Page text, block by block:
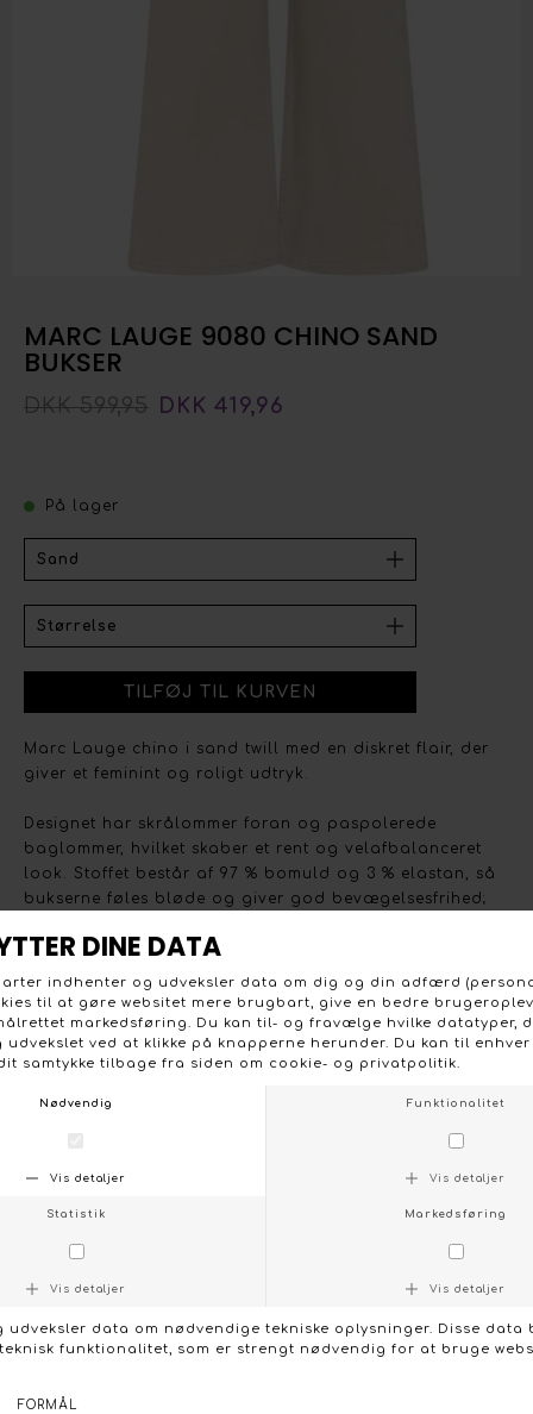
MARC LAUGE 9080 CHINO SAND
BUKSER
DKK 599,95 DKK 419,96
På lager
Marc Lauge chino i sand twill med en diskret flair, der
giver et feminint og roligt udtryk.
Designet har skrålommer foran og paspolerede
baglommer, hvilket skaber et rent og velafbalanceret
look. Stoffet består af 97 % bomuld og 3 % elastan, så
bukserne føles bløde og giver god bevægelsesfrihed;
for en elegant silhuet. Vask ved 30 grader; max krymp 5
- Model: MLM9080-27
- Materiale: 97 % bomuld, 3 % elastan (twill)
- Farve: Sand
- Vaskeanvisning: Vask ved 30 grader, max krymp 5 %
- Pasform: Tæt ved hoften, let flair mod benet,
- Stylingtip: Brug med en blød bluse eller en kort blazer
for et feminint og roligt hverdagslook
KONTAKT OS